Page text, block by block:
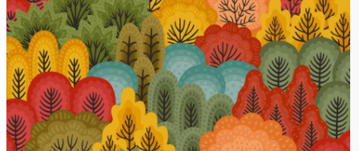
Vektorer
Videor
Rörlig grafik
Redaktionella Bilder
Redaktionella Evenemang